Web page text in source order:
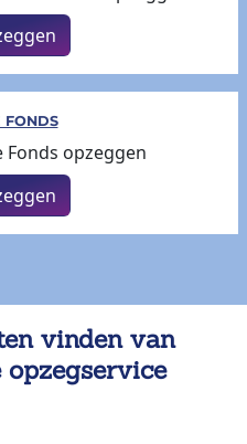
FONDS
vinden van